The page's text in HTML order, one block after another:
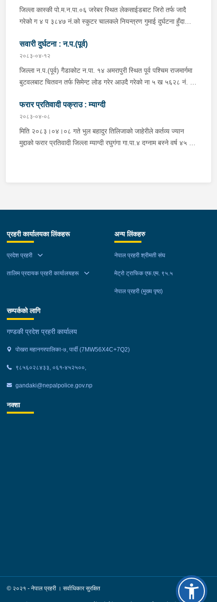
विश्वकर्मा, बस चालक जिल्ला गोरखा पालुङटार न.पा.६ बस्ने वर्ष ३० को
मिलन गुरुङ. गोरखा न.पा.१३ देउराली बस्ने वर्ष ४२ को कृष्णा राम नराल
पठाएको ।
जिल्ला कास्की पो.म.न.पा.०६ जरेबर स्थित लेकसाईडबाट जिरो तर्फ जादै
गरेको ग ४ प ३८४७ नं.को स्कुटर चालकले नियन्त्रण गुमाई दुर्घटना हुँदा
अर्चलबोट बस्ने बर्ष २४ कि शान्ति नेपाली घाईते भई उपचारको लागि G.M.C
अस्पताल पठाइएको ।
सवारी दुर्घटना : न.प.(पूर्व)
२०८३-०४-१२
जिल्ला न.प.(पूर्व) गैडाकोट न.पा. १४ अमरापुरी स्थित पूर्व पश्चिम राजमार्गमा
बुटवलबाट चितवन तर्फ सिमेन्ट लोड गरेर आउदै गरेको ना ५ ख ५६२८ नं. को
प ८९४३ नं. को मोटरसाइकल एक आपसमा ठक्कर खाई दुर्घटना हुँदा
मोटरसाइकल चालक जिल्ला मोरङ बिराटनगर म.न.पा. वडा न. १३ बस्ने बर्ष
३० को अभिषेक कुमार पण्डित घाईते भई उपचारको लागी एलआईभ अस्पताल
चितवन पठाएको, मोटरसाइकल,ट्रक र ट्रक चालक जिल्ला न.प.पुर्व देवचुली
फरार प्रतिवादी पक्राउ : म्याग्दी
२०८३-०४-०८
मिति २०८३।०४।०८ गते भुल बहादुर तिलिजाको जाहेरीले कर्तव्य ज्यान
मुद्दाको फरार प्रतिवादी जिल्ला म्याग्दी रघुगंगा गा.पा.४ दग्नाम बस्ने वर्ष ४५ को
खटिएको प्रहरी टोलीले नियन्त्रणमा लिईएको ।
प्रहरी कार्यालयका लिंकहरू
प्रदेश प्रहरी
तालिम प्रदायक प्रहरी कार्यालयहरू
अन्य लिंकहरु
नेपाल प्रहरी श्रीमती संघ
मेट्रो ट्राफिक एफ.एम. ९५.५
नेपाल प्रहरी (मुख्य पृष्ठ)
सम्पर्कको लागि
गण्डकी प्रदेश प्रहरी कार्यालय
पोखरा महानगरपालिका-७, पार्दी (7MW56X4C+7Q2)
९८५६०२८४३३, ०६१-४५२५००,
gandaki@nepalpolice.gov.np
नक्शा
© २०२१ - नेपाल प्रहरी । सर्वाधिकार सुरक्षित